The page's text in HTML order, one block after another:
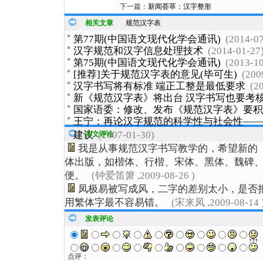
下一篇： 新闻荟萃：汉字整形
相关文章
规范汉字表
第77期(中国语文现代化学会通讯) (2014-
汉字规范和汉字信息处理技术 (2014-01-
第75期(中国语文现代化学会通讯) (2013-
[推荐]关于规范汉字表的意见(毕可生)
汉字书写将有标准 端正工整是最低要求
新《规范汉字表》将出台 汉字书写也要考
国家语委：修改、发布《规范汉字表》要
王宁：再论汉字规范的科学性与社会性
建议 (2007-01-30)
本文评论
我是从事规范汉字书写教学的，希望新的
体出版，如楷体、行楷、宋体、黑体、魏碑
便。 (钟爱笛箫 ,2009-08-26 )
凤极易被写成风，二字的差别太小，是
用繁体字最不容易错。 (宋来凤 ,2009-08-14
发表评论
点评：